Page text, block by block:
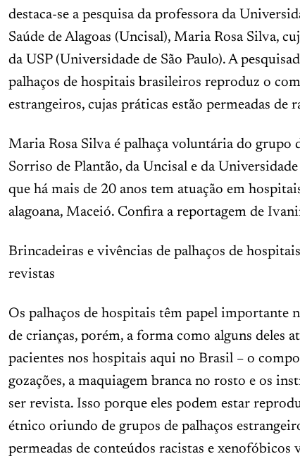
destaca-se a pesquisa da professora da
Saúde de Alagoas (Uncisal), Maria Rosa Silva,
da USP (Universidade de São Paulo). A
palhaços de hospitais brasileiros reproduz o
estrangeiros, cujas práticas estão permeadas de
Maria Rosa Silva é palhaça voluntária do grupo
Sorriso de Plantão, da Uncisal e da
que há mais de 20 anos tem atuação em
alagoana, Maceió. Confira a reportagem de
Brincadeiras e vivências de palhaços de
revistas
Os palhaços de hospitais têm papel importante
de crianças, porém, a forma como alguns deles
pacientes nos hospitais aqui no Brasil – o
gozações, a maquiagem branca no rosto e os
ser revista. Isso porque eles podem estar
étnico oriundo de grupos de palhaços
permeadas de conteúdos racistas e xenofóbicos